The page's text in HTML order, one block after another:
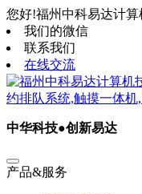
您好!福州中科易达计算
我们的微信
联系我们
在线交流
中华科技●创新易达
产品&服务